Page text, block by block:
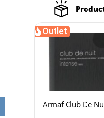
Outlet
Armaf Club De